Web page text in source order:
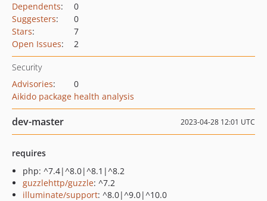
Dependents:
0
Suggesters:
0
Stars:
7
Open Issues: 2
Security
Advisories:
0
Aikido package health analysis
dev-master 2023-04-28 12:01 UTC
requires
php: ^7.4|^8.0|^8.1|^8.2
guzzlehttp/guzzle: ^7.2
illuminate/support: ^8.0|^9.0|^10.0